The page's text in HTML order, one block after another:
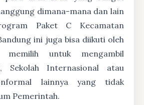
dimana-mana dan lain
Paket C Kecamatan
ini juga bisa diikuti oleh
memilih untuk mengambil
Sekolah Internasional atau
lainnya yang tidak
Pemerintah.